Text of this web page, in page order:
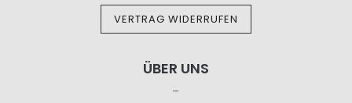
VERTRAG WIDERRUFEN
ÜBER UNS